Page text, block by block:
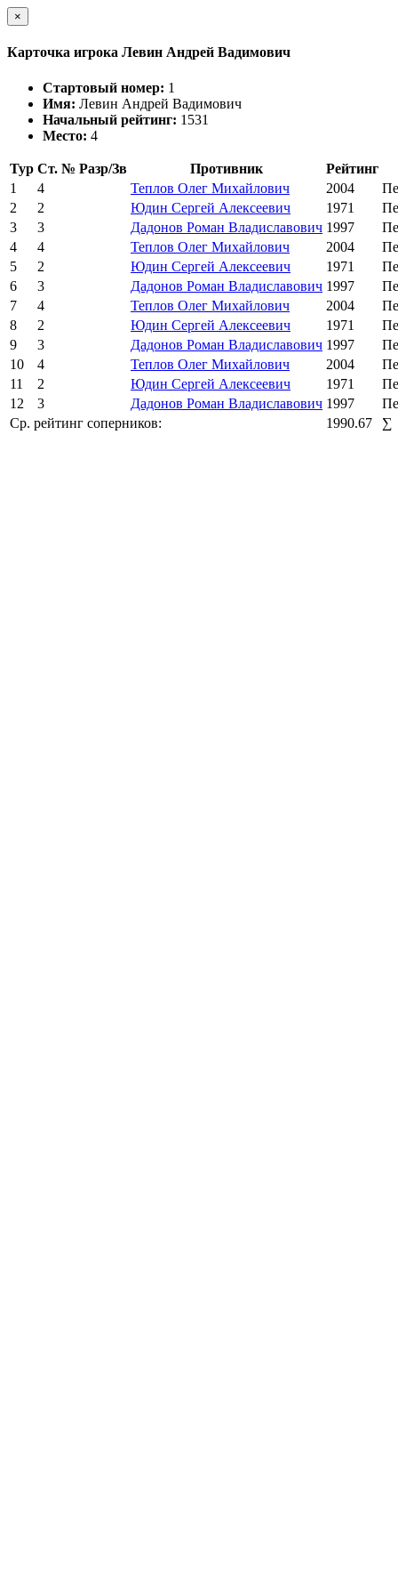
×
Карточка игрока Левин Андрей Вадимович
Стартовый номер: 1
Имя: Левин Андрей Вадимович
Начальный рейтинг: 1531
Место: 4
Тур Ст. № Разр/Зв Противник
Рейтинг
1
4 Теплов Олег Михайлович 2004
2
2 Юдин Сергей Алексеевич 1971
3
3 Дадонов Роман Владиславович 1997
4
4 Теплов Олег Михайлович 2004
5
2 Юдин Сергей Алексеевич 1971
6
3 Дадонов Роман Владиславович 1997
7
4 Теплов Олег Михайлович 2004
8
2 Юдин Сергей Алексеевич 1971
9
3 Дадонов Роман Владиславович 1997
10
4 Теплов Олег Михайлович 2004
11
2 Юдин Сергей Алексеевич 1971
12
3 Дадонов Роман Владиславович 1997
Ср. рейтинг соперников:
1990.67 ∑